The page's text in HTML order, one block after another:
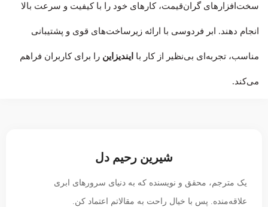
سخت‌افزارهای گران‌قیمت، کارهای خود را با کیفیت و سرعت بالا
انجام دهند. ابر فردوسی با ارائه زیرساخت‌های قوی و پشتیبانی
مناسب، تجربه‌ای بی‌نظیر از کار با ایندیزاین را برای کاربران فراهم
می‌کند.
شیرین رحیم دل
یک مترجم، محقق و نویسنده که به دنیای سرورهای ابری
علاقه‌منده. پس با خیال راحت به مقالاتم اعتماد کن.